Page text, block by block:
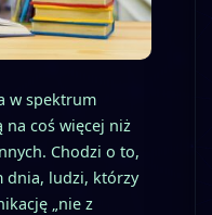
w spektrum
na coś więcej niż
Chodzi o to,
dnia, ludzi, którzy
„nie z